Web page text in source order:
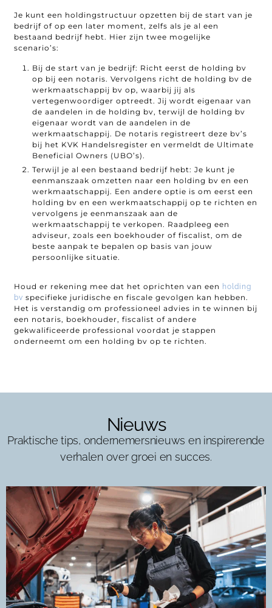
Je kunt een holdingstructuur opzetten bij de start van je
bedrijf of op een later moment, zelfs als je al een
bestaand bedrijf hebt. Hier zijn twee mogelijke
scenario’s:
Bij de start van je bedrijf: Richt eerst de holding bv
op bij een notaris. Vervolgens richt de holding bv de
werkmaatschappij bv op, waarbij jij als
vertegenwoordiger optreedt. Jij wordt eigenaar van
de aandelen in de holding bv, terwijl de holding bv
eigenaar wordt van de aandelen in de
werkmaatschappij. De notaris registreert deze bv’s
bij het KVK Handelsregister en vermeldt de Ultimate
Beneficial Owners (UBO’s).
Terwijl je al een bestaand bedrijf hebt: Je kunt je
eenmanszaak omzetten naar een holding bv en een
werkmaatschappij. Een andere optie is om eerst een
holding bv en een werkmaatschappij op te richten en
vervolgens je eenmanszaak aan de
werkmaatschappij te verkopen. Raadpleeg een
adviseur, zoals een boekhouder of fiscalist, om de
beste aanpak te bepalen op basis van jouw
persoonlijke situatie.
Houd er rekening mee dat het oprichten van een holding
bv specifieke juridische en fiscale gevolgen kan hebben.
Het is verstandig om professioneel advies in te winnen bij
een notaris, boekhouder, fiscalist of andere
gekwalificeerde professional voordat je stappen
onderneemt om een holding bv op te richten.
Nieuws
Praktische tips, ondernemersnieuws en inspirerende
verhalen over groei en succes.